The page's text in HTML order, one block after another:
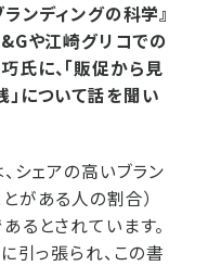
ンディングの科学』
や江崎グリコでの
氏に、「販促から見
について話を聞い
シェアの高いブラン
がある人の割合）
るとされています。
引っ張られ、この書